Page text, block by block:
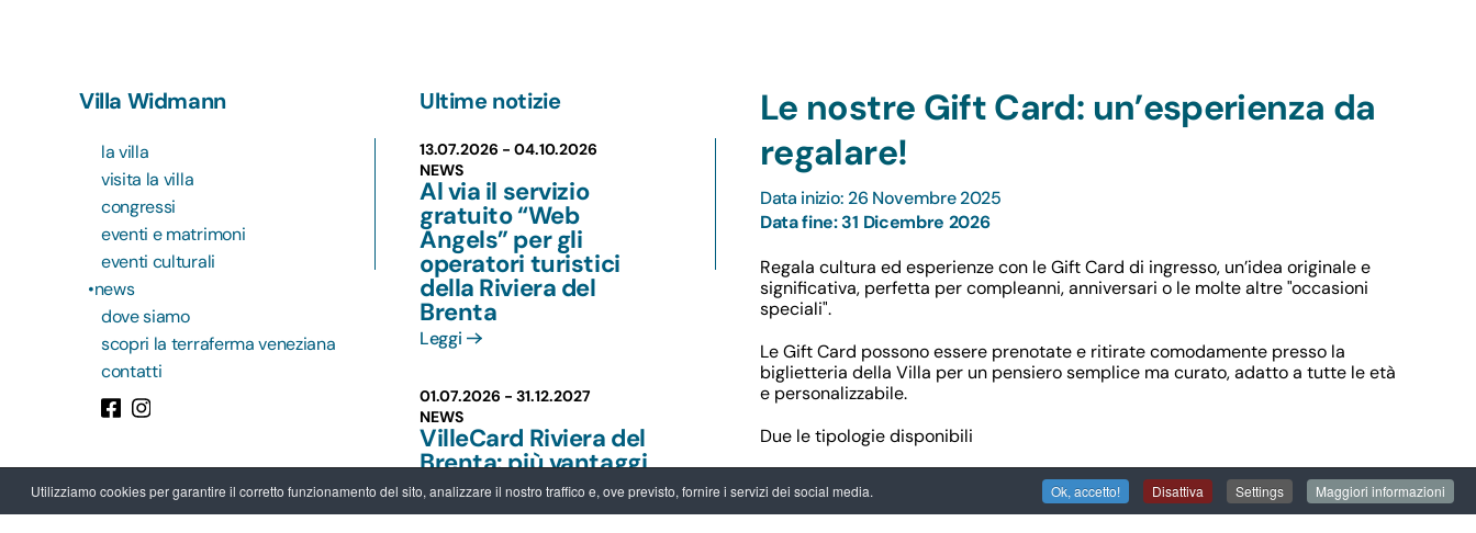
Utilizziamo cookies per garantire il corretto funzionamento del sito, analizzare il nostro traffico e, ove previsto, fornire i servizi dei social media. Ok, accetto! Disattiva Settings Maggiori informazioni
Villa Widmann
la villa
visita la villa
congressi
eventi e matrimoni
eventi culturali
news
dove siamo
scopri la terraferma veneziana
contatti
Ultime notizie
13.07.2026 - 04.10.2026
NEWS
Al via il servizio
gratuito “Web
Angels” per gli
operatori turistici
della Riviera del
Brenta
Leggi
01.07.2026 - 31.12.2027
NEWS
VilleCard Riviera del
Brenta: più vantaggi
per chi visita, più
opportunità per chi
Le nostre Gift Card: un’esperienza da
regalare!
Data inizio: 26 Novembre 2025
Data fine: 31 Dicembre 2026
Regala cultura ed esperienze con le Gift Card di ingresso, un’idea originale e
significativa, perfetta per compleanni, anniversari o le molte altre "occasioni
speciali".
Le Gift Card possono essere prenotate e ritirate comodamente presso la
biglietteria della Villa per un pensiero semplice ma curato, adatto a tutte le età
e personalizzabile.
Due le tipologie disponibili
Ingresso con visita libera – per esplorare in autonomia gli interni della Villa
e il suo giardino storico – euro 7,00
Ingresso con visita guidata – su prenotazione; il nostro staff